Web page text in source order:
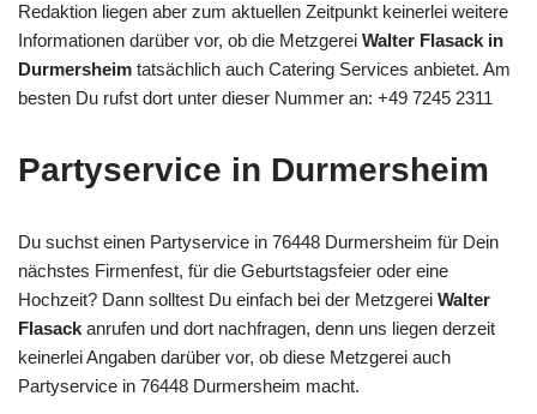
Redaktion liegen aber zum aktuellen Zeitpunkt keinerlei weitere
Informationen darüber vor, ob die Metzgerei Walter Flasack in
Durmersheim tatsächlich auch Catering Services anbietet. Am
besten Du rufst dort unter dieser Nummer an: +49 7245 2311
Partyservice in Durmersheim
Du suchst einen Partyservice in 76448 Durmersheim für Dein
nächstes Firmenfest, für die Geburtstagsfeier oder eine
Hochzeit? Dann solltest Du einfach bei der Metzgerei Walter
Flasack anrufen und dort nachfragen, denn uns liegen derzeit
keinerlei Angaben darüber vor, ob diese Metzgerei auch
Partyservice in 76448 Durmersheim macht.